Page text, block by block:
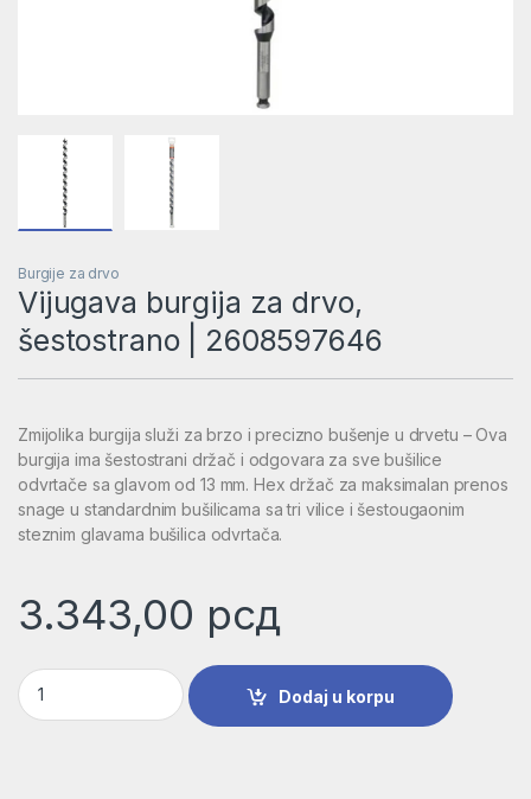
Burgije za drvo
Vijugava burgija za drvo,
šestostrano | 2608597646
Zmijolika burgija služi za brzo i precizno bušenje u drvetu – Ova
burgija ima šestostrani držač i odgovara za sve bušilice
odvrtače sa glavom od 13 mm. Hex držač za maksimalan prenos
snage u standardnim bušilicama sa tri vilice i šestougaonim
steznim glavama bušilica odvrtača.
3.343,00 рсд
Vijugava burgija za drvo, šestostrano | 2608597646 količina
Dodaj u korpu